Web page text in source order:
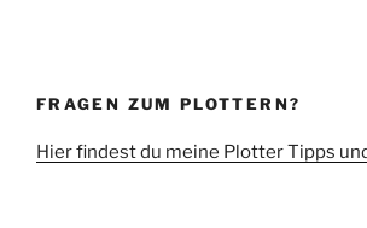
FRAGEN ZUM PLOTTERN?
Hier findest du meine Plotter Tipps